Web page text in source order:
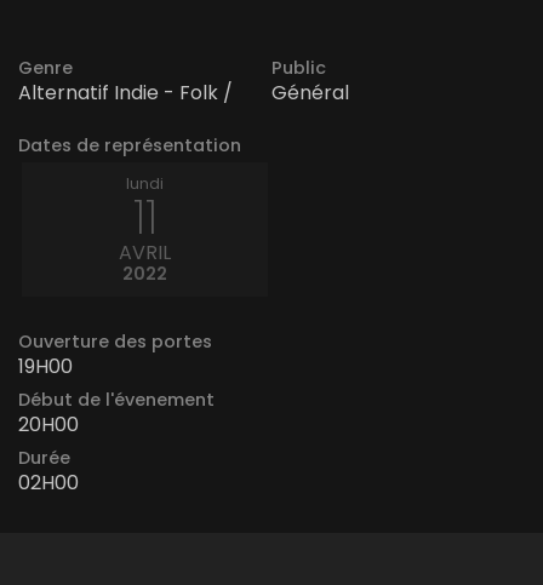
Genre
Alternatif Indie - Folk /
Public
Général
Dates de représentation
lundi
11
AVRIL
2022
Ouverture des portes
19H00
Début de l'évenement
20H00
Durée
02H00